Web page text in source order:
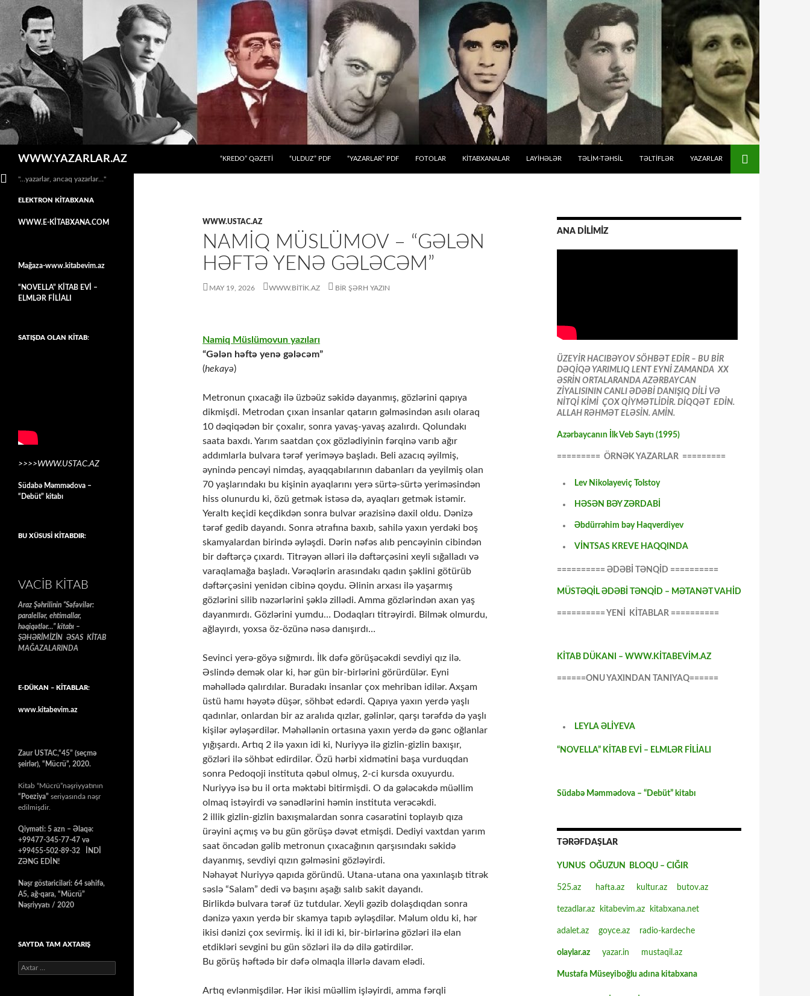
WWW.YAZARLAR.AZ
“KREDO” QƏZETİ
“ULDUZ” PDF “YAZARLAR” PDF FOTOLAR KİTABXANALAR LAYİHƏLƏR TƏLIM-TƏHSIL TƏLTİFLƏR YAZARLAR
WWW.USTAC.AZ
NAMIQ MÜSLÜMOV – “GƏLƏN
HƏFTƏ YENƏ GƏLƏCƏM”
MAY 19, 2026 WWW.BITIK.AZ BIR ŞƏRH YAZIN
Namiq Müslümovun yazıları
“Gələn həftə yenə gələcəm”
(hekayə)
Metronun çıxacağı ilə üzbəüz səkidə dayanmış, gözlərini qapıya
dikmişdi. Metrodan çıxan insanlar qatarın gəlməsindən asılı olaraq
10 dəqiqədən bir çoxalır, sonra yavaş-yavaş azalırdı. Qolundakı
saata baxdı. Yarım saatdan çox gözlədiyinin fərqinə varıb ağır
addımlarla bulvara tərəf yeriməyə başladı. Beli azacıq əyilmiş,
əynində pencəyi nimdaş, ayaqqabılarının dabanları da yeyilmiş olan
70 yaşlarındakı bu kişinin ayaqlarını yerə sürtə-sürtə yeriməsindən
hiss olunurdu ki, özü getmək istəsə də, ayaqları getmək istəmir.
Yeraltı keçidi keçdikdən sonra bulvar ərazisinə daxil oldu. Dənizə
tərəf gedib dayandı. Sonra ətrafına baxıb, sahilə yaxın yerdəki boş
skamyalardan birində əyləşdi. Dərin nəfəs alıb pencəyinin cibindən
bir dəftərçə çıxardı. Titrəyən əlləri ilə dəftərçəsini xeyli sığalladı və
varaqlamağa başladı. Vərəqlərin arasındakı qadın şəklini götürüb
dəftərçəsini yenidən cibinə qoydu. Əlinin arxası ilə yaşarmış
gözlərini silib nəzərlərini şəklə zillədi. Amma gözlərindən axan yaş
dayanmırdı. Gözlərini yumdu… Dodaqları titrəyirdi. Bilmək olmurdu,
ağlayırdı, yoxsa öz-özünə nəsə danışırdı…
Sevinci yerə-göyə sığmırdı. İlk dəfə görüşəcəkdi sevdiyi qız ilə.
Əslində demək olar ki, hər gün bir-birlərini görürdülər. Eyni
məhəllədə qalırdılar. Buradakı insanlar çox mehriban idilər. Axşam
üstü hamı həyətə düşər, söhbət edərdi. Qapıya yaxın yerdə yaşlı
qadınlar, onlardan bir az aralıda qızlar, gəlinlər, qarşı tərəfdə də yaşlı
kişilər əyləşərdilər. Məhəllənin ortasına yaxın yerdə də gənc oğlanlar
yığışardı. Artıq 2 ilə yaxın idi ki, Nuriyyə ilə gizlin-gizlin baxışır,
gözləri ilə söhbət edirdilər. Özü hərbi xidmətini başa vurduqdan
sonra Pedoqoji instituta qəbul olmuş, 2-ci kursda oxuyurdu.
Nuriyyə isə bu il orta məktəbi bitirmişdi. O da gələcəkdə müəllim
olmaq istəyirdi və sənədlərini həmin instituta verəcəkdi.
2 illik gizlin-gizlin baxışmalardan sonra cəsarətini toplayıb qıza
ürəyini açmış və bu gün görüşə dəvət etmişdi. Dediyi vaxtdan yarım
saat öncədən gəlib metronun çıxacağının qarşısındakı səkidə
dayanmış, sevdiyi qızın gəlməsini gözləyirdi.
Nəhayət Nuriyyə qapıda göründü. Utana-utana ona yaxınlaşıb titrək
səslə “Salam” dedi və başını aşağı salıb sakit dayandı.
Birlikdə bulvara tərəf üz tutdular. Xeyli gəzib dolaşdıqdan sonra
dənizə yaxın yerdə bir skamya tapıb əyləşdilər. Məlum oldu ki, hər
ikisi dənizi çox sevirmiş. İki il idi ki, bir-birlərinə gözləri ilə elan
etdikləri sevgini bu gün sözləri ilə də dilə gətirdilər.
Bu görüş həftədə bir dəfə olmaqla illərlə davam elədi.
Artıq evlənmişdilər. Hər ikisi müəllim işləyirdi, amma fərqli
ANA DİLİMİZ
ÜZEYİR HACIBƏYOV SÖHBƏT EDİR – BU BİR
DƏQİQƏ YARIMLIQ LENT EYNİ ZAMANDA XX
ƏSRİN ORTALARANDA AZƏRBAYCAN
ZİYALISININ CANLI ƏDƏBİ DANIŞIQ DİLİ VƏ
NİTQİ KİMİ ÇOX QİYMƏTLİDİR. DİQQƏT EDİN.
ALLAH RƏHMƏT ELƏSİN. AMİN.
Azərbaycanın İlk Veb Saytı (1995)
========= ÖRNƏK YAZARLAR =========
Lev Nikolayeviç Tolstoy
HƏSƏN BƏY ZƏRDABİ
Əbdürrəhim bəy Haqverdiyev
VİNTSAS KREVE HAQQINDA
========== ƏDƏBİ TƏNQİD ==========
MÜSTƏQİL ƏDƏBİ TƏNQİD – MƏTANƏT VAHİD
========== YENİ KİTABLAR ==========
KİTAB DÜKANI – WWW.KİTABEVİM.AZ
======ONU YAXINDAN TANIYAQ======
LEYLA ƏLİYEVA
“NOVELLA” KİTAB EVİ – ELMLƏR FİLİALI
Südabə Məmmədova – “Debüt” kitabı
TƏRƏFDAŞLAR
YUNUS OĞUZUN BLOQU – CIĞIR
525.az hafta.az kultur.az butov.az
tezadlar.az kitabevim.az kitabxana.net
adalet.az goyce.az radio-kardeche
olaylar.az yazar.in mustaqil.az
Mustafa Müseyiboğlu adına kitabxana
"…yazarlar, ancaq yazarlar…"
ELEKTRON KİTABXANA
WWW.E-KİTABXANA.COM
Mağaza-www.kitabevim.az
“NOVELLA” KİTAB EVİ –
ELMLƏR FİLİALI
SATIŞDA OLAN KİTAB:
>>>>WWW.USTAC.AZ
Südabə Məmmədova –
“Debüt” kitabı
BU XÜSUSİ KİTABDIR:
VACIB KITAB
Araz Şəhrilinin “Səfəvilər:
paralellər, ehtimallar,
həqiqətlər…” kitabı –
ŞƏHƏRİMİZİN ƏSAS KİTAB
MAĞAZALARINDA
E-DÜKAN – KİTABLAR:
www.kitabevim.az
Zaur USTAC,“45” (seçmə
şeirlər), “Mücrü”, 2020.
Kitab “Mücrü”nəşriyyatının
“Poeziya” seriyasında nəşr
edilmişdir.
Qiyməti: 5 azn – Əlaqə:
+99477-345-77-47 və
+99455-502-89-32 İNDİ
ZƏNG EDİN!
Nəşr göstəriciləri: 64 səhifə,
A5, ağ-qara, “Mücrü”
Nəşriyyatı / 2020
SAYTDA TAM AXTARIŞ
Axtarış: